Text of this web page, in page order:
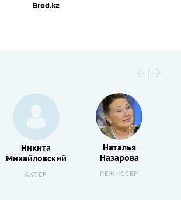
Brod.kz
Никита
Михайловский
АКТЕР
Наталья
Назарова
РЕЖИССЕР